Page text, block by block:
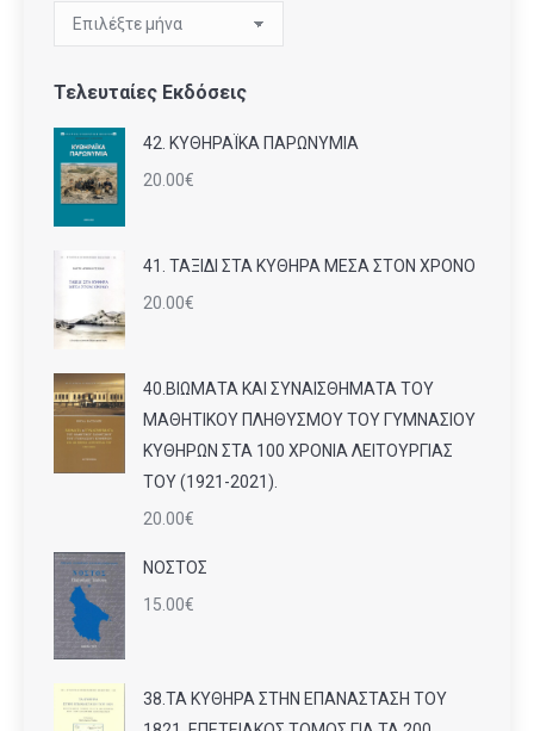
Αρχείο
Τελευταίες Εκδόσεις
42. ΚΥΘΗΡΑΪΚΑ ΠΑΡΩΝΥΜΙΑ
20.00€
41. ΤΑΞΙΔΙ ΣΤΑ ΚΥΘΗΡΑ ΜΕΣΑ ΣΤΟΝ ΧΡΟΝΟ
20.00€
40.ΒΙΩΜΑΤΑ ΚΑΙ ΣΥΝΑΙΣΘΗΜΑΤΑ ΤΟΥ
ΜΑΘΗΤΙΚΟΥ ΠΛΗΘΥΣΜΟΥ ΤΟΥ ΓΥΜΝΑΣΙΟΥ
ΚΥΘΗΡΩΝ ΣΤΑ 100 ΧΡΟΝΙΑ ΛΕΙΤΟΥΡΓΙΑΣ
ΤΟΥ (1921-2021).
20.00€
ΝΟΣΤΟΣ
15.00€
38.ΤΑ ΚΥΘΗΡΑ ΣΤΗΝ ΕΠΑΝΑΣΤΑΣΗ ΤΟΥ